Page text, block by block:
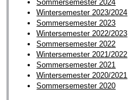
Sommersemester 2024
Wintersemester 2023/2024
Sommersemester 2023
Wintersemester 2022/2023
Sommersemester 2022
Wintersemester 2021/2022
Sommersemester 2021
Wintersemester 2020/2021
Sommersemester 2020